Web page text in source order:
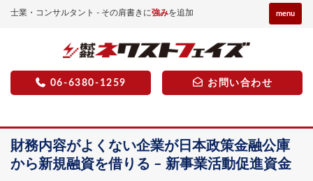
士業・コンサルタント - その肩書きに強みを追加 menu
06-6380-1259 お問い合わせ
財務内容がよくない企業が日本政策金融公庫
から新規融資を借りる – 新事業活動促進資金